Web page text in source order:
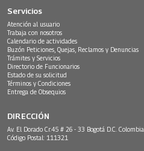
Servicios
Atención al usuario
Trabaja con nosotros
Calendario de actividades
Buzón Peticiones, Quejas, Reclamos y Denuncias
Trámites y Servicios
Directorio de Funcionarios
Estado de su solicitud
Términos y Condiciones
Entrega de Obsequios
DIRECCIÓN
Av. El Dorado Cr.45 # 26 - 33 Bogotá D.C. Colombia.
Código Postal: 111321